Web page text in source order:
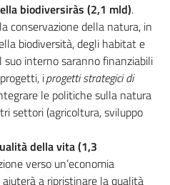
biodiversiràs (2,1 mld).
conservazione della natura, in
biodiversità, degli habitat e
interno saranno finanziabili
iprogetti strategici di
le politiche sulla natura
settori (agricoltura, sviluppo
della vita (1,3
verso un’economia
a ripristinare la qualità